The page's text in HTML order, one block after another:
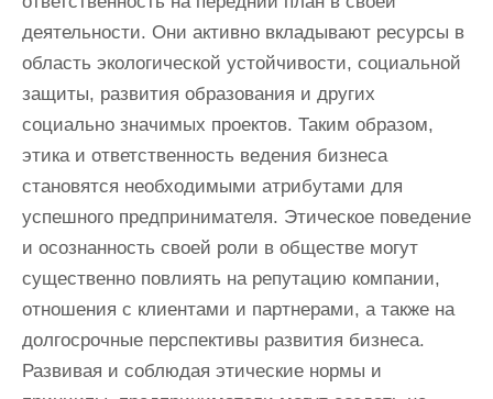
деятельности. Они активно вкладывают ресурсы в
область экологической устойчивости, социальной
защиты, развития образования и других
социально значимых проектов. Таким образом,
этика и ответственность ведения бизнеса
становятся необходимыми атрибутами для
успешного предпринимателя. Этическое поведение
и осознанность своей роли в обществе могут
существенно повлиять на репутацию компании,
отношения с клиентами и партнерами, а также на
долгосрочные перспективы развития бизнеса.
Развивая и соблюдая этические нормы и